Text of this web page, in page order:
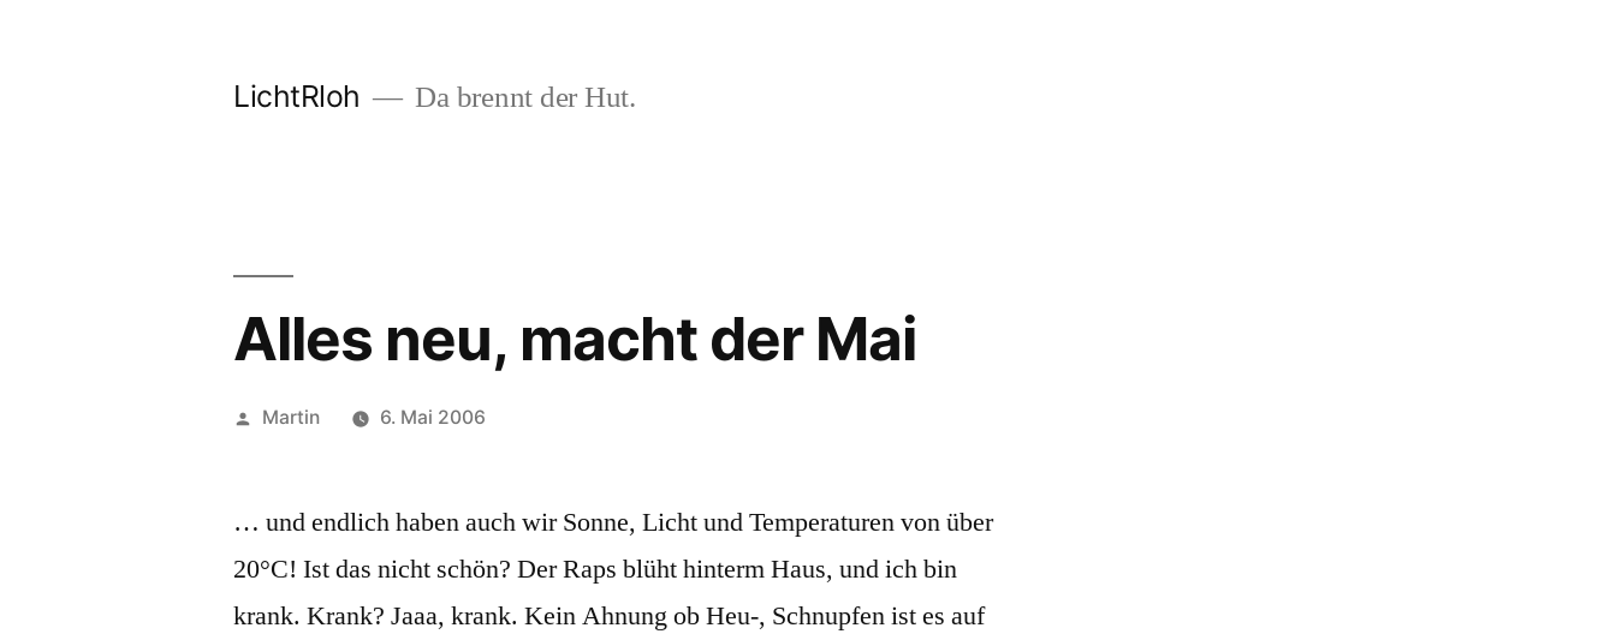
LichtRloh Da brennt der Hut.
Alles neu, macht der Mai
Veröffentlicht
Martin 6. Mai 2006
… und endlich haben auch wir Sonne, Licht und Temperaturen von über
20°C! Ist das nicht schön? Der Raps blüht hinterm Haus, und ich bin
krank. Krank? Jaaa, krank. Kein Ahnung ob Heu-, Schnupfen ist es auf